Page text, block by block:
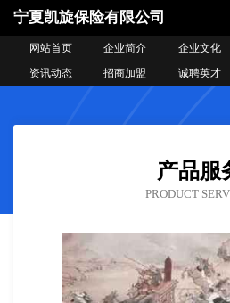
宁夏凯旋保险有限公司
网站首页 企业简介 企业文化
资讯动态
招商加盟 诚聘英才
产品服
PRODUCT